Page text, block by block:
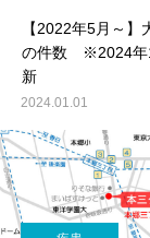
【2022年5月～】
の件数 ※2024年
新
2024.01.01